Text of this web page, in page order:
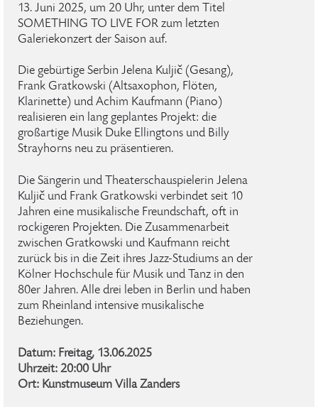
13. Juni 2025, um 20 Uhr, unter dem Titel
SOMETHING TO LIVE FOR zum letzten
Galeriekonzert der Saison auf.
Die gebürtige Serbin Jelena Kuljič (Gesang),
Frank Gratkowski (Altsaxophon, Flöten,
Klarinette) und Achim Kaufmann (Piano)
realisieren ein lang geplantes Projekt: die
großartige Musik Duke Ellingtons und Billy
Strayhorns neu zu präsentieren.
Die Sängerin und Theaterschauspielerin Jelena
Kuljič und Frank Gratkowski verbindet seit 10
Jahren eine musikalische Freundschaft, oft in
rockigeren Projekten. Die Zusammenarbeit
zwischen Gratkowski und Kaufmann reicht
zurück bis in die Zeit ihres Jazz-Studiums an der
Kölner Hochschule für Musik und Tanz in den
80er Jahren. Alle drei leben in Berlin und haben
zum Rheinland intensive musikalische
Beziehungen.
Datum: Freitag, 13.06.2025
Uhrzeit: 20:00 Uhr
Ort: Kunstmuseum Villa Zanders